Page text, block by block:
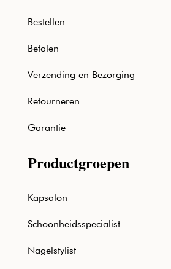
Bestellen
Betalen
Verzending en Bezorging
Retourneren
Garantie
Productgroepen
Kapsalon
Schoonheidsspecialist
Nagelstylist